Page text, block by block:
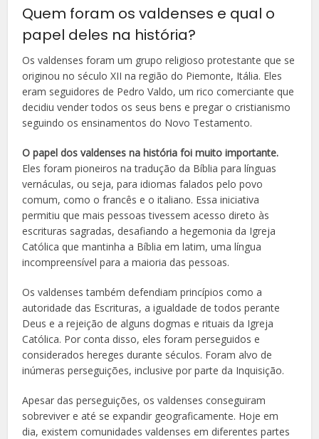
Quem foram os valdenses e qual o
papel deles na história?
Os valdenses foram um grupo religioso protestante que se
originou no século XII na região do Piemonte, Itália. Eles
eram seguidores de Pedro Valdo, um rico comerciante que
decidiu vender todos os seus bens e pregar o cristianismo
seguindo os ensinamentos do Novo Testamento.
O papel dos valdenses na história foi muito importante.
Eles foram pioneiros na tradução da Bíblia para línguas
vernáculas, ou seja, para idiomas falados pelo povo
comum, como o francês e o italiano. Essa iniciativa
permitiu que mais pessoas tivessem acesso direto às
escrituras sagradas, desafiando a hegemonia da Igreja
Católica que mantinha a Bíblia em latim, uma língua
incompreensível para a maioria das pessoas.
Os valdenses também defendiam princípios como a
autoridade das Escrituras, a igualdade de todos perante
Deus e a rejeição de alguns dogmas e rituais da Igreja
Católica. Por conta disso, eles foram perseguidos e
considerados hereges durante séculos. Foram alvo de
inúmeras perseguições, inclusive por parte da Inquisição.
Apesar das perseguições, os valdenses conseguiram
sobreviver e até se expandir geograficamente. Hoje em
dia, existem comunidades valdenses em diferentes partes